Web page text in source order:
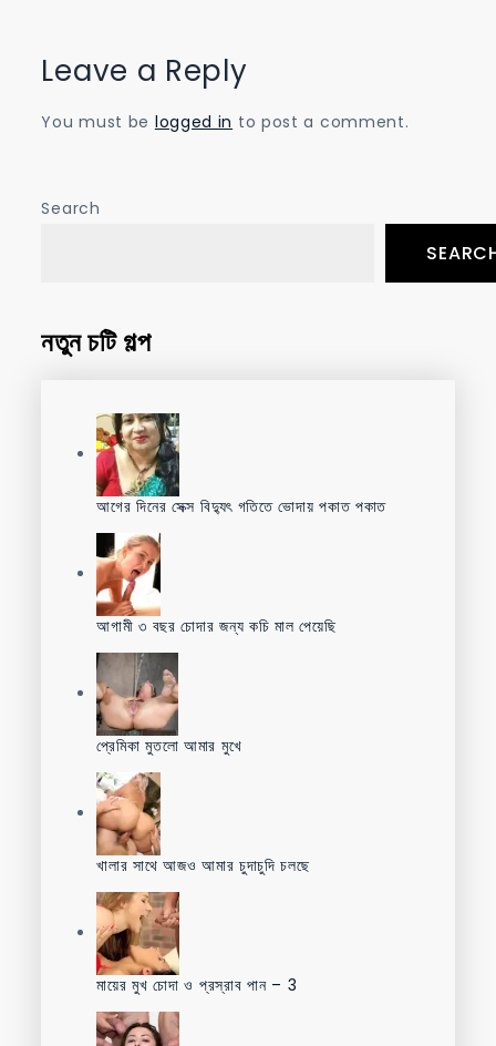
Leave a Reply
You must be logged in to post a comment.
Search
নতুন চটি গল্প
আগের দিনের সেক্স বিদ্যুৎ গতিতে ভোদায় পকাত পকাত
আগামী ৩ বছর চোদার জন্য কচি মাল পেয়েছি
প্রেমিকা মুতলো আমার মুখে
খালার সাথে আজও আমার চুদাচুদি চলছে
মায়ের মুখ চোদা ও প্রস্রাব পান – 3